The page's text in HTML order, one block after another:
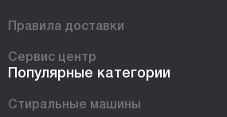
Правила доставки
Сервис центр
Популярные категории
Стиральные машины